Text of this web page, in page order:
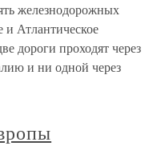
железнодорожных
и Атлантическое
дороги проходят через
и ни одной через